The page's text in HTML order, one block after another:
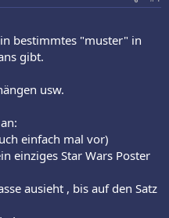
bestimmtes "muster" in
gibt.
usw.
einfach mal vor)
einziges Star Wars Poster
ausieht , bis auf den Satz